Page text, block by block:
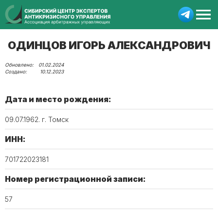
ОДИНЦОВ ИГОРЬ АЛЕКСАНДРОВИЧ
01.02.2024
10.12.2023
Дата и место рождения:
09.07.1962. г. Томск
ИНН:
701722023181
Номер регистрационной записи:
57